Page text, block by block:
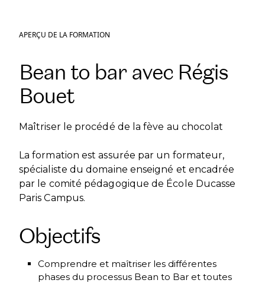
APERÇU DE LA FORMATION
Bean to bar avec Régis
Bouet
Maîtriser le procédé de la fève au chocolat
La formation est assurée par un formateur,
spécialiste du domaine enseigné et encadrée
par le comité pédagogique de École Ducasse
Paris Campus.
Objectifs
Comprendre et maîtriser les différentes
phases du processus Bean to Bar et toutes